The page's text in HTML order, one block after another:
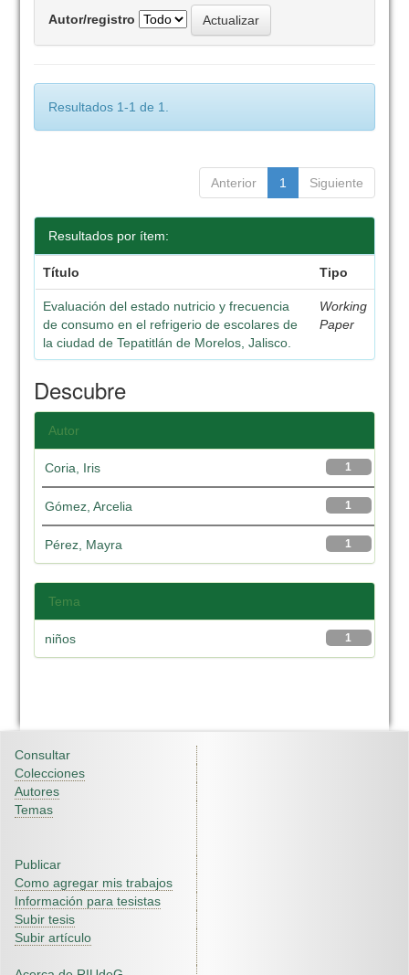
Autor/registro
Resultados 1-1 de 1.
Anterior 1 Siguiente
Resultados por ítem:
Título Tipo
Evaluación del estado nutricio y frecuencia
de consumo en el refrigerio de escolares de
la ciudad de Tepatitlán de Morelos, Jalisco.
Working
Paper
Descubre
Autor
1
Coria, Iris
1
Gómez, Arcelia
1
Pérez, Mayra
Tema
1
niños
Consultar
Colecciones
Autores
Temas
Publicar
Como agregar mis trabajos
Información para tesistas
Subir tesis
Subir artículo